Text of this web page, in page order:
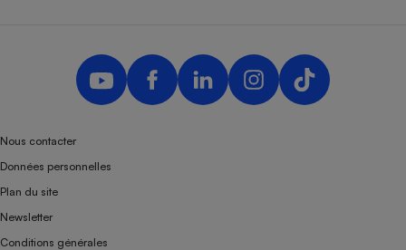
Nous contacter
Données personnelles
Plan du site
Newsletter
Conditions générales